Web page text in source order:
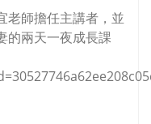
老師擔任主講者，並
的兩天一夜成長課